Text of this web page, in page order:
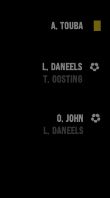
A. TOUBA
L. DANEELS
T. OOSTING
O. JOHN
L. DANEELS